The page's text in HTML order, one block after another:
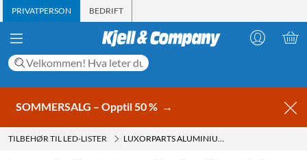
PRIVATPERSON BEDRIFT
SOMMERSALG – Opptil 50 % →
TILBEHØR TIL LED-LISTER LUXORPARTS ALUMINIUMSPROFIL - UTENPÅLIGGENDE FOR LED-LISTER